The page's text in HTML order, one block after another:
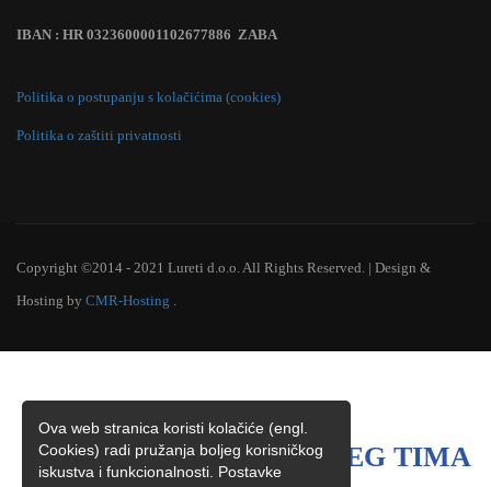
IBAN : HR 0323600001102677886 ZABA
Politika o postupanju s kolačićima (cookies)
Politika o zaštiti privatnosti
Copyright ©2014 - 2021 Lureti d.o.o. All Rights Reserved. | Design &
Hosting by CMR-Hosting .
ŽELITE BITI ČLAN NAŠEG TIMA
Ova web stranica koristi kolačiće (engl.
Cookies) radi pružanja boljeg korisničkog
iskustva i funkcionalnosti. Postavke